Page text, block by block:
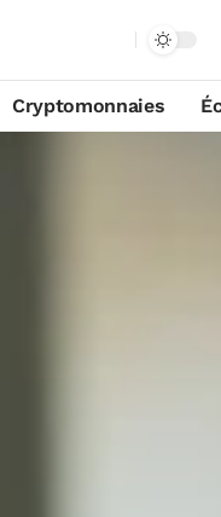
Cryptomonnaies